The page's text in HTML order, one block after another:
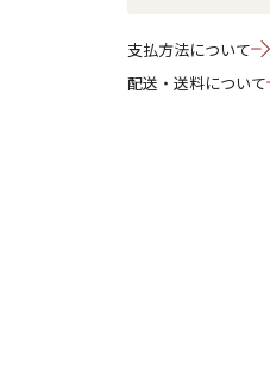
支払方法について
配送・送料について